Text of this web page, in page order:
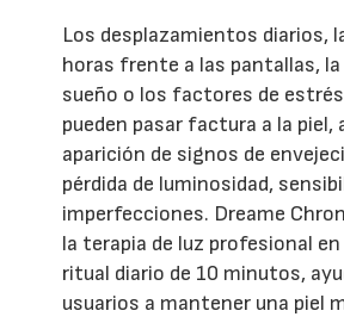
Los desplazamientos diarios,
horas frente a las pantallas,
sueño o los factores de
pueden pasar factura a la piel,
aparición de signos de
pérdida de luminosidad,
imperfecciones. Dreame
la terapia de luz profesional
ritual diario de 10 minutos,
usuarios a mantener una piel